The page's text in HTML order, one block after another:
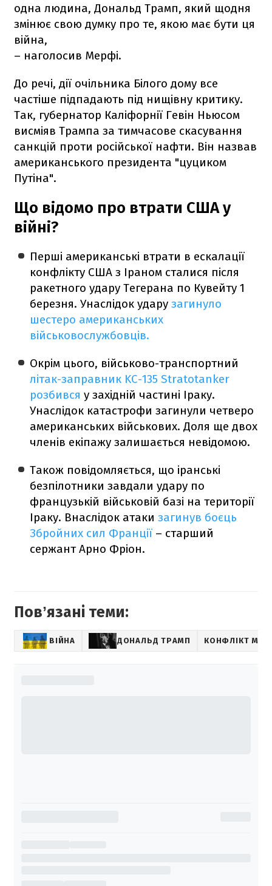
одна людина, Дональд Трамп, який щодня
змінює свою думку про те, якою має бути ця
війна,
– наголосив Мерфі.
До речі, дії очільника Білого дому все
частіше підпадають під нищівну критику.
Так, губернатор Каліфорнії Гевін Ньюсом
висміяв Трампа за тимчасове скасування
санкцій проти російської нафти. Він назвав
американського президента "цуциком
Путіна".
Що відомо про втрати США у
війні?
Перші американські втрати в ескалації
конфлікту США з Іраном сталися після
ракетного удару Тегерана по Кувейту 1
березня. Унаслідок удару загинуло
шестеро американських
військовослужбовців.
Окрім цього, військово-транспортний
літак-заправник KC-135 Stratotanker
розбився у західній частині Іраку.
Унаслідок катастрофи загинули четверо
американських військових. Доля ще двох
членів екіпажу залишається невідомою.
Також повідомляється, що іранські
безпілотники завдали удару по
французькій військовій базі на території
Іраку. Внаслідок атакизагинув боєць
Збройних сил Франції – старший
сержант Арно Фріон.
Повʼязані теми:
ВІЙНА ДОНАЛЬД ТРАМП КОНФЛІКТ МІЖ